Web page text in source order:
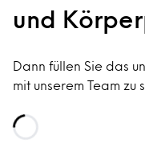
und
Dann füllen Sie das
mit unserem Team zu